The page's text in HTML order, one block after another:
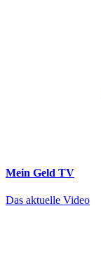
Mein Geld TV
Das aktuelle Video